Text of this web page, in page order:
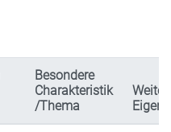
Besondere
Charakteristik
/Thema